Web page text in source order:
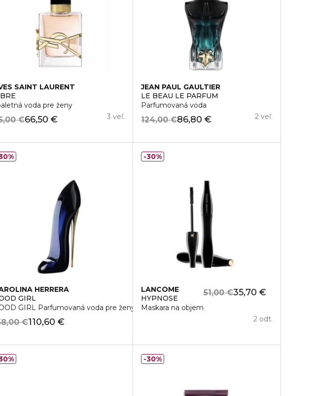
SAINT LAURENT
voda pre ženy
66,50 €
€ 3 veľ.
JEAN PAUL GAULTIER
LE BEAU LE PARFUM
Parfumovaná voda
86,80 €
124,00 € 2 veľ.
HERRERA
GIRL
GIRL Parfumovaná voda pre ženy
110,60 €
€
LANCÔME
HYPNÔSE
Maskara na objem
35,70 €
51,00 €
2 odt.
30%
30%